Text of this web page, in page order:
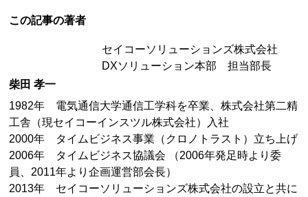
この記事の著者
セイコーソリューションズ株式会社
DXソリューション本部 担当部長
柴田 孝一
1982年 電気通信大学通信工学科を卒業、株式会社第二精
工舎（現セイコーインスツル株式会社）入社
2000年 タイムビジネス事業（クロノトラスト）立ち上げ
2006年 タイムビジネス協議会 （2006年発足時より委
員、2011年より企画運営部会長）
2013年 セイコーソリューションズ株式会社の設立と共に